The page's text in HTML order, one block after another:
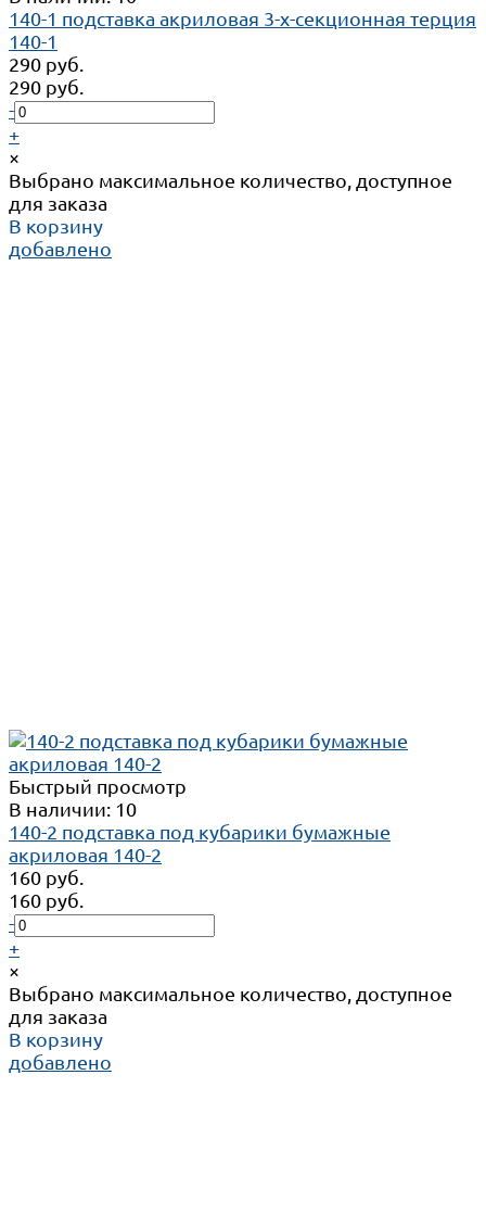
140-1 подставка акриловая 3-х-секционная терция
140-1
290 руб.
290 руб.
-
+
×
Выбрано максимальное количество, доступное
для заказа
В корзину
добавлено
Быстрый просмотр
В наличии: 10
140-2 подставка под кубарики бумажные
акриловая 140-2
160 руб.
160 руб.
-
+
×
Выбрано максимальное количество, доступное
для заказа
В корзину
добавлено